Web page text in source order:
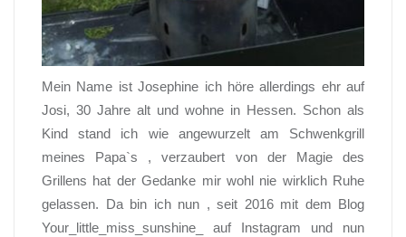
Mein Name ist Josephine ich höre allerdings ehr auf
Josi, 30 Jahre alt und wohne in Hessen. Schon als
Kind stand ich wie angewurzelt am Schwenkgrill
meines Papa`s , verzaubert von der Magie des
Grillens hat der Gedanke mir wohl nie wirklich Ruhe
gelassen. Da bin ich nun , seit 2016 mit dem Blog
Your_little_miss_sunshine_ auf Instagram und nun